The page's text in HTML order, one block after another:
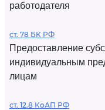
работодателя
ст. 78 БК РФ
Предоставление
индивидуальным
лицам
ст. 12.8 КоАП РФ